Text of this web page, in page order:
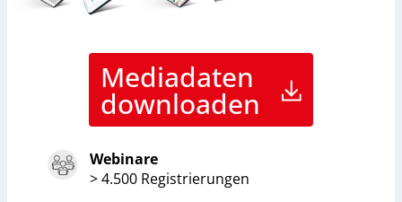
Mediadaten
downloaden
Webinare
> 4.500 Registrierungen